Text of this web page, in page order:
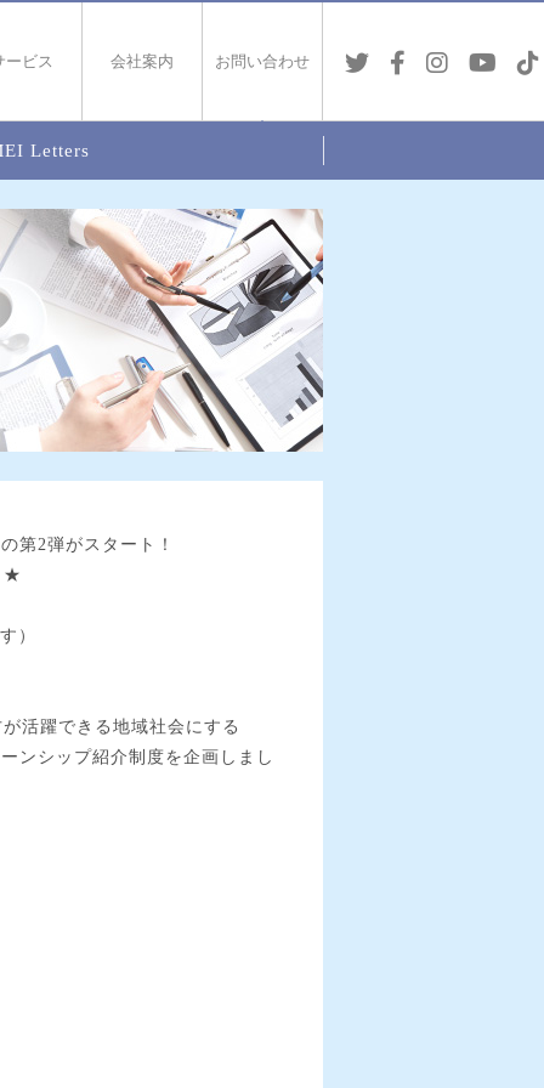
ービス 会社案内 お問い合わせ
Letters
第2弾がスタート！
★
）
活躍できる地域社会にする
ンシップ紹介制度を企画しまし